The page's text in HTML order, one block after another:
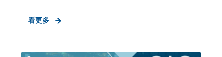
是最無情的敵人——每一個決策、每一輪資金，都
看更多